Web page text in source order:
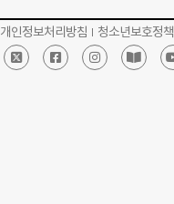
개인정보처리방침 청소년보호정책